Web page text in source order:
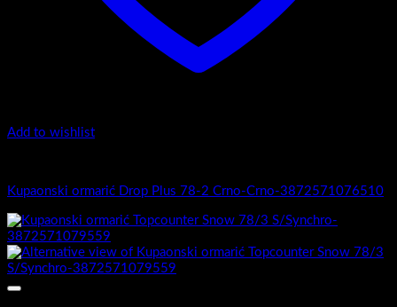
Add to wishlist
Kupaonski ormarić Drop Plus 78-2 Crno-Crno-3872571076510